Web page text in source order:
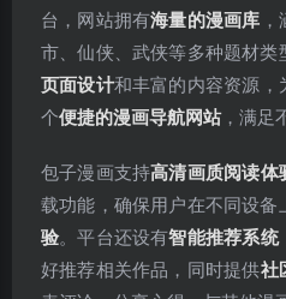
台，网站拥有海量的漫画库
市、仙侠、武侠等多种题材类
页面设计和丰富的内容资源，
个便捷的漫画导航网站，满足
包子漫画支持高清画质阅读体
载功能，确保用户在不同设备
验。平台还设有智能推荐系统
好推荐相关作品，同时提供社